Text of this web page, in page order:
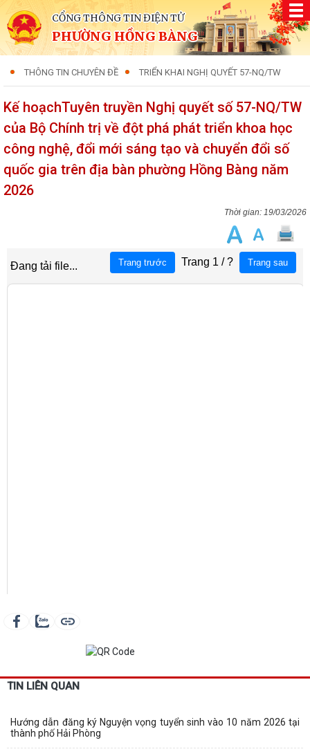
CỔNG THÔNG TIN ĐIỆN TỬ
PHƯỜNG HỒNG BÀNG
THÔNG TIN CHUYÊN ĐỀ TRIỂN KHAI NGHỊ QUYẾT 57-NQ/TW
Kế hoạchTuyên truyền Nghị quyết số 57-NQ/TW
của Bộ Chính trị về đột phá phát triển khoa học
công nghệ, đổi mới sáng tạo và chuyển đổi số
quốc gia trên địa bàn phường Hồng Bàng năm
2026
19/03/2026
TIN LIÊN QUAN
Hướng dẫn đăng ký Nguyện vọng tuyển sinh vào 10 năm 2026 tại
thành phố Hải Phòng